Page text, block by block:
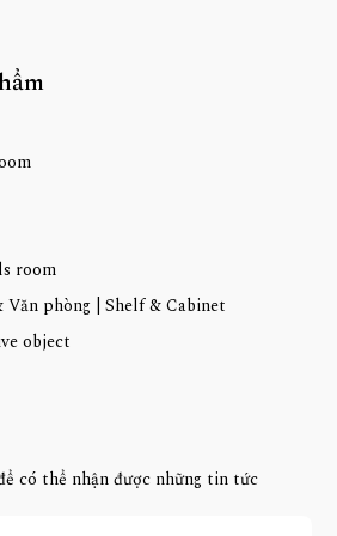
room
phòng | Shelf & Cabinet
object
có thể nhận được những tin tức